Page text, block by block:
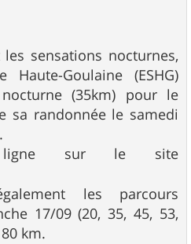
sensations nocturnes,
Goulaine (ESHG)
(35km) pour le
sa randonnée le samedi
ligne sur le site
les parcours
17/09 (20, 35, 45, 53,
km.